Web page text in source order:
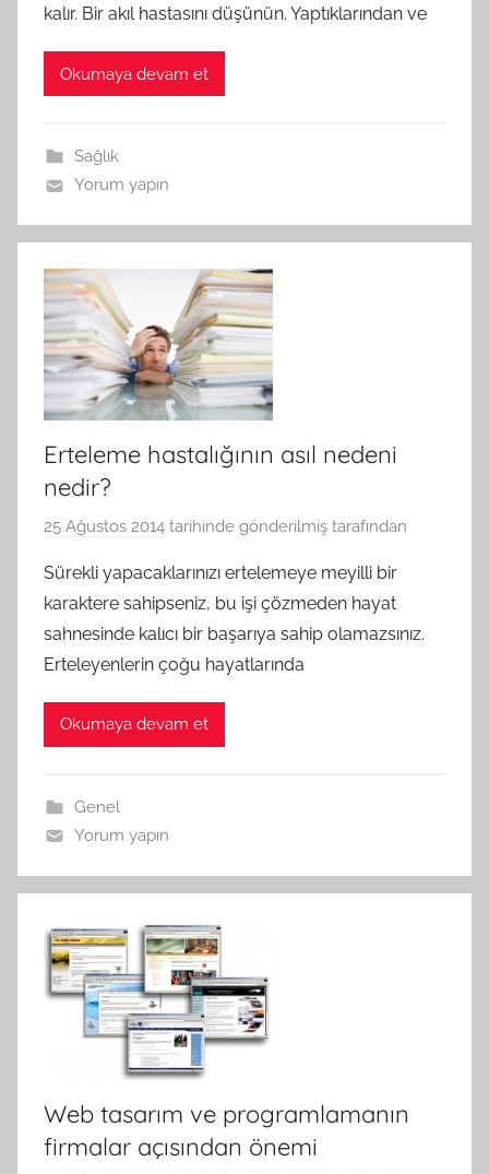
kalır. Bir akıl hastasını düşünün. Yaptıklarından ve
Okumaya devam et
Sağlık
Yorum yapın
Erteleme hastalığının asıl nedeni
nedir?
25 Ağustos 2014 tarihinde gönderilmiş tarafından
Sürekli yapacaklarınızı ertelemeye meyilli bir
karaktere sahipseniz, bu işi çözmeden hayat
sahnesinde kalıcı bir başarıya sahip olamazsınız.
Erteleyenlerin çoğu hayatlarında
Okumaya devam et
Genel
Yorum yapın
Web tasarım ve programlamanın
firmalar açısından önemi